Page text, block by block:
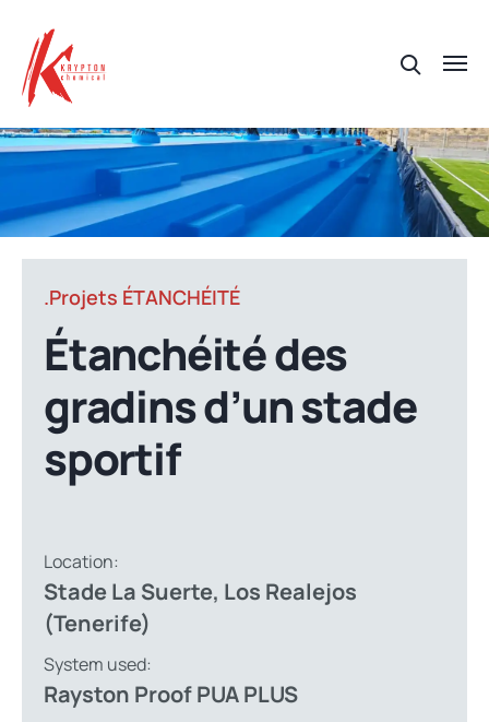
.Projets ÉTANCHÉITÉ
Étanchéité des
gradins d’un stade
sportif
Location:
Stade La Suerte, Los Realejos
(Tenerife)
System used:
Rayston Proof PUA PLUS